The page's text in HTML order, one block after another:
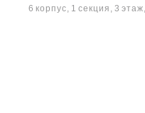
6 корпус, 1 секция, 3